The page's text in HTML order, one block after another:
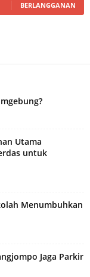
BERLANGGANAN
Utama
untuk
Menumbuhkan
Jaga Parkir